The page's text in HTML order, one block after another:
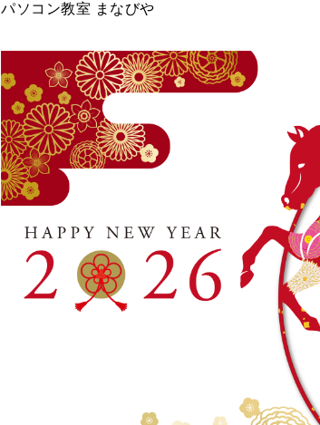
パソコン教室 まなびや